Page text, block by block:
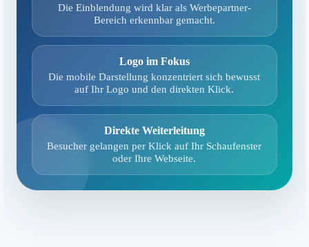
Die Einblendung wird klar als Werbepartner-
Bereich erkennbar gemacht.
Logo im Fokus
Die mobile Darstellung konzentriert sich bewusst
auf Ihr Logo und den direkten Klick.
Direkte Weiterleitung
Besucher gelangen per Klick auf Ihr Schaufenster
oder Ihre Webseite.